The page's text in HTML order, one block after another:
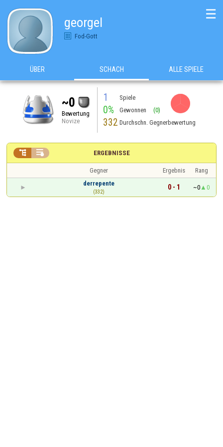
georgel
Fod-Gott
☰
ÜBER SCHACH ALLE SPIELE
~0
Bewertung
Novize
1 Spiele
0% Gewonnen (0)
332 Durchschn. Gegnerbewertung
ERGEBNISSE
 
Gegner Ergebnis
Rang
derrepente
(332)
0 - 1 ~0 0